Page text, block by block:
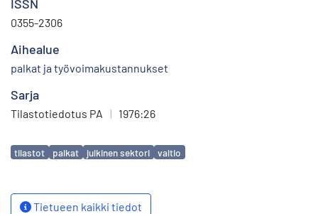
ISSN
0355-2306
Aihealue
palkat ja työvoimakustannukset
Sarja
Tilastotiedotus PA | 1976:26
Avainsanat
tilastot palkat julkinen sektori valtio
Tietueen kaikki tiedot